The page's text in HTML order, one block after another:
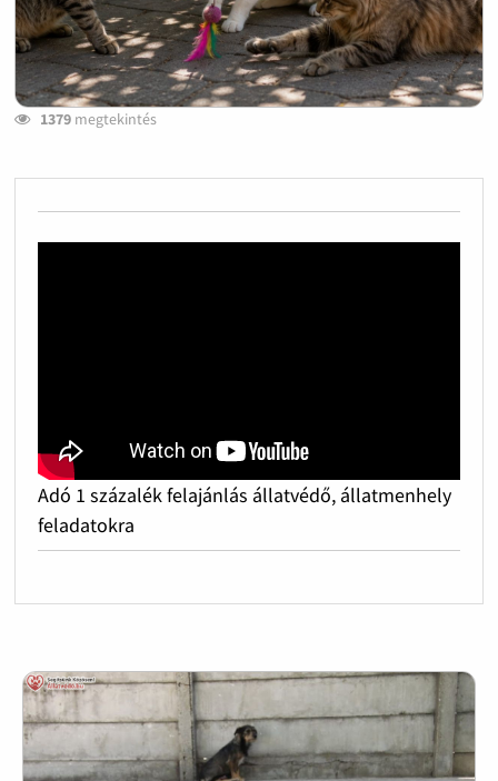
1379megtekintés
Adó 1 százalék felajánlás állatvédő, állatmenhely
feladatokra